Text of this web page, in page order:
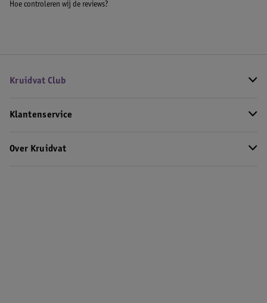
Hoe controleren wij de reviews?
Kruidvat Club
Klantenservice
Over Kruidvat